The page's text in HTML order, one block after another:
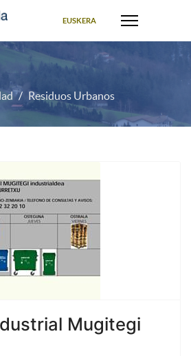
EUSKERA
Residuos Urbanos
Mugitegi